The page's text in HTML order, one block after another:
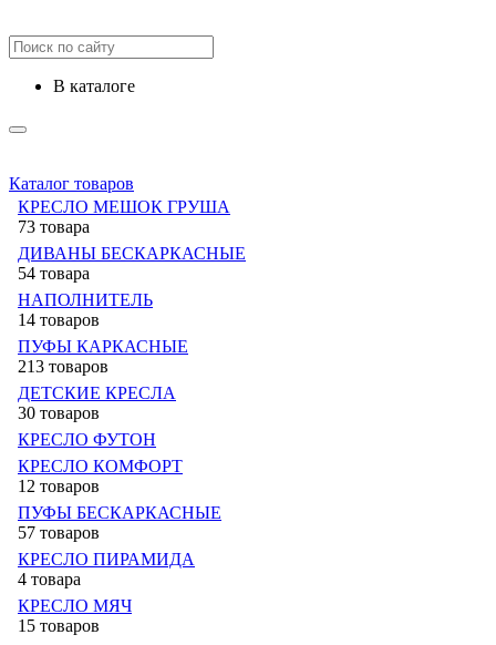
в каталоге
Каталог товаров
КРЕСЛО МЕШОК ГРУША
73 товара
ДИВАНЫ БЕСКАРКАСНЫЕ
54 товара
НАПОЛНИТЕЛЬ
14 товаров
ПУФЫ КАРКАСНЫЕ
213 товаров
ДЕТСКИЕ КРЕСЛА
30 товаров
КРЕСЛО ФУТОН
КРЕСЛО КОМФОРТ
12 товаров
ПУФЫ БЕСКАРКАСНЫЕ
57 товаров
КРЕСЛО ПИРАМИДА
4 товара
КРЕСЛО МЯЧ
15 товаров